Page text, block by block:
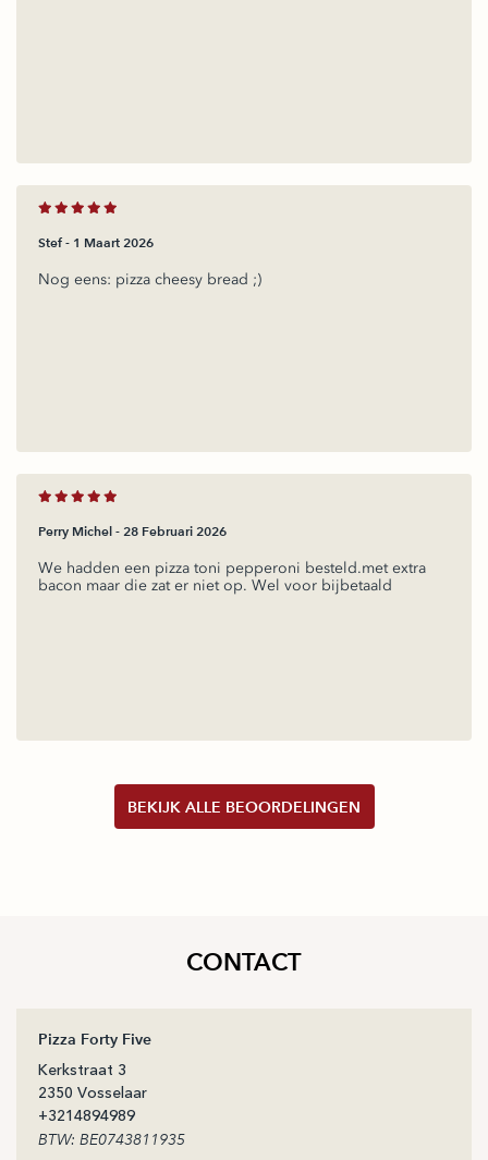
Stef - 1 Maart 2026
Nog eens: pizza cheesy bread ;)
Perry Michel - 28 Februari 2026
We hadden een pizza toni pepperoni besteld.met extra
bacon maar die zat er niet op. Wel voor bijbetaald
BEKIJK ALLE BEOORDELINGEN
CONTACT
Pizza Forty Five
Kerkstraat 3
2350 Vosselaar
+3214894989
BTW: BE0743811935